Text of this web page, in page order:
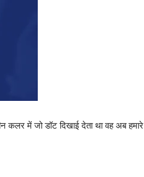
कलर में जो डॉट दिखाई देता था वह अब हमारे